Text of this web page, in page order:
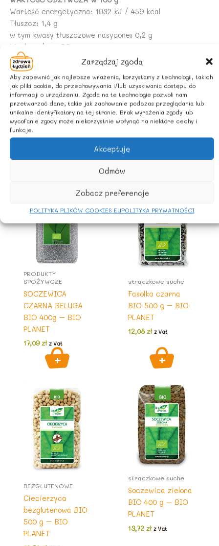
Zarządzaj zgodą
Aby zapewnić jak najlepsze wrażenia, korzystamy z technologii, takich
jak pliki cookie, do przechowywania i/lub uzyskiwania dostępu do
informacji o urządzeniu. Zgoda na te technologie pozwoli nam
przetwarzać dane, takie jak zachowanie podczas przeglądania lub
unikalne identyfikatory na tej stronie. Brak wyrażenia zgody lub
wycofanie zgody może niekorzystnie wpłynąć na niektóre cechy i
funkcje.
Akceptuję
Odmów
Zobacz preferencje
POLITYKA PLIKÓW COOKIES EUPOLITYKA PRYWATNOŚCI
Wartość energetyczna: 1932 kJ / 459 kcal
Tłuszcz: 1,4 g
w tym kwasy tłuszczowe nasycone: 0,2 g
Węglowodany: 73 g
w tym cukry: 2,0 g
Białko: 23 g
Sól: 0,02 g
ZALECANE WARUNKI PRZECHOWYWANIA
Przechowywać w suchym i chłodnym miejscu.
Podobne produkty
PRODUKTY
SPOŻYWCZE
SOCZEWICA
CZARNA BELUGA
BIO 400g – BIO
PLANET
17,09zł z Vat
strączkowe suche
Fasolka czarna
BIO 500 g – BIO
PLANET
12,08zł z Vat
BEZGLUTENOWE
Ciecierzyca
bezglutenowa BIO
500 g – BIO
PLANET
strączkowe suche
Soczewica zielona
BIO 400 g – BIO
PLANET
13,72 zł z Vat